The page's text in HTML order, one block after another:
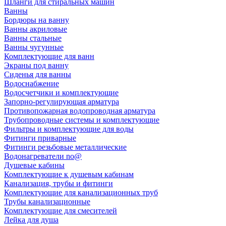
Шланги для стиральных машин
Ванны
Бордюры на ванну
Ванны акриловые
Ванны стальные
Ванны чугунные
Комплектующие для ванн
Экраны под ванну
Сиденья для ванны
Водоснабжение
Водосчетчики и комплектующие
Запорно-регулирующая арматура
Противопожарная водопроводная арматура
Трубопроводные системы и комплектующие
Фильтры и комплектующие для воды
Фитинги приварные
Фитинги резьбовые металлические
Водонагреватели no@
Душевые кабины
Комплектующие к душевым кабинам
Канализация, трубы и фитинги
Комплектующие для канализационных труб
Трубы канализационные
Комплектующие для смесителей
Лейка для душа